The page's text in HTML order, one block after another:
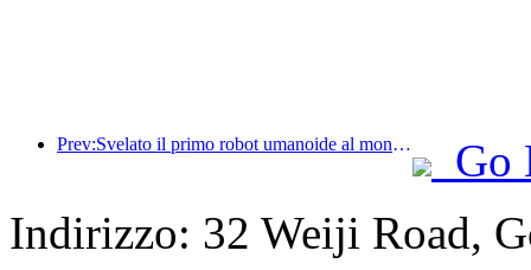
Prev:Svelato il primo robot umanoide al mondo specializzato nei servizi di ristorazione multi-scenario.
Go
Indirizzo: 32 Weiji Road,